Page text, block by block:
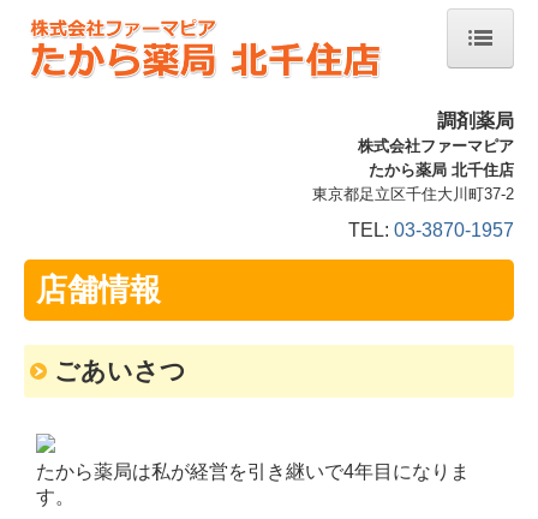
ジェネリック薬について
開局支援について
お問い合わせ
調剤薬局
株式会社ファーマピア
たから薬局 北千住店
東京都足立区千住大川町37-2
TEL: 03-3870-1957
店舗情報
ごあいさつ
たから薬局は私が経営を引き継いで4年目になりま
す。